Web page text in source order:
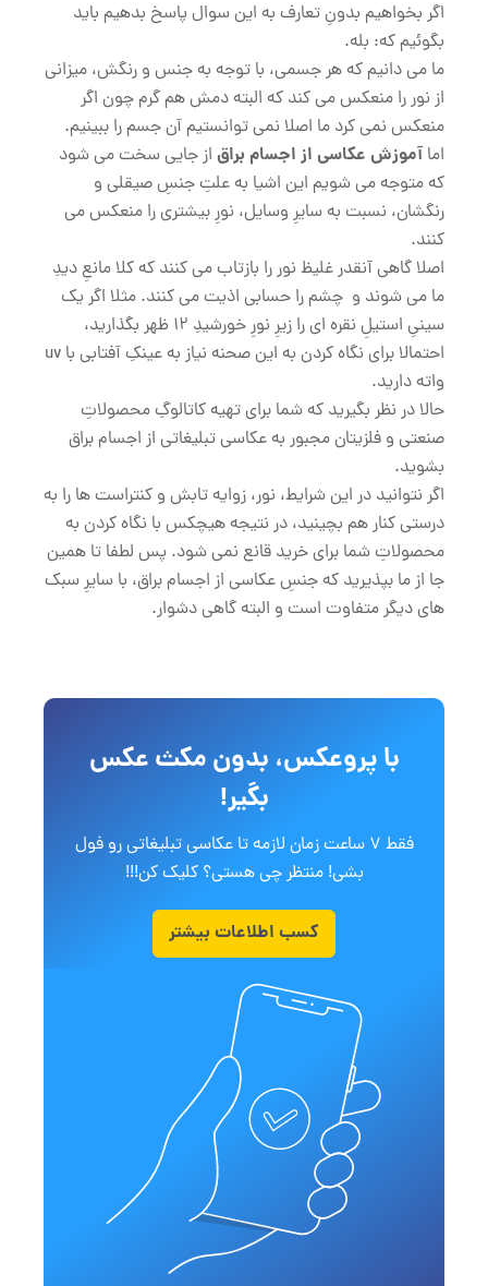
اگر بخواهیم بدونِ تعارف به این سوال پاسخ بدهیم باید
بگوئیم که: بله.
ما می دانیم که هر جسمی، با توجه به جنس و رنگش، میزانی
از نور را منعکس می کند که البته دمش هم گرم چون اگر
منعکس نمی کرد ما اصلا نمی توانستیم آن جسم را ببینیم.
اماآموزش عکاسی از اجسام براقاز جایی سخت می شود
که متوجه می شویم این اشیا به علتِ جنسِ صیقلی و
رنگشان، نسبت به سایرِ وسایل، نورِ بیشتری را منعکس می
کنند.
اصلا گاهی آنقدر غلیظ نور را بازتاب می کنند که کلا مانعِ دیدِ
ما می شوند و چشم را حسابی اذیت می کنند. مثلا اگر یک
سینیِ استیلِ نقره ای را زیرِ نورِ خورشیدِ 12 ظهر بگذارید،
احتمالا برای نگاه کردن به این صحنه نیاز به عینکِ آفتابی با uv
واته دارید.
حالا در نظر بگیرید که شما برای تهیه کاتالوگِ محصولاتِ
صنعتی و فلزیتان مجبور به عکاسی تبلیغاتی از اجسام براق
بشوید.
اگر نتوانید در این شرایط، نور، زوایه تابش و کنتراست ها را به
درستی کنار هم بچینید، در نتیجه هیچکس با نگاه کردن به
محصولاتِ شما برای خرید قانع نمی شود. پس لطفا تا همین
جا از ما بپذیرید که جنسِ عکاسی از اجسام براق، با سایرِ سبک
های دیگر متفاوت است و البته گاهی دشوار.
با پروعکس، بدون مکث عکس
بگیر!
فقط 7 ساعت زمان لازمه تا عکاسی تبلیغاتی رو فول
بشی! منتظر چی هستی؟ کلیک کن!!!
کسب اطلاعات بیشتر